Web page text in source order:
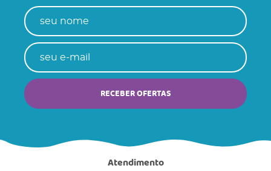
RECEBER OFERTAS
Atendimento